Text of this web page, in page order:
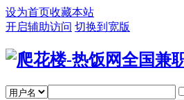
设为首页收藏本站
开启辅助访问 切换到宽版